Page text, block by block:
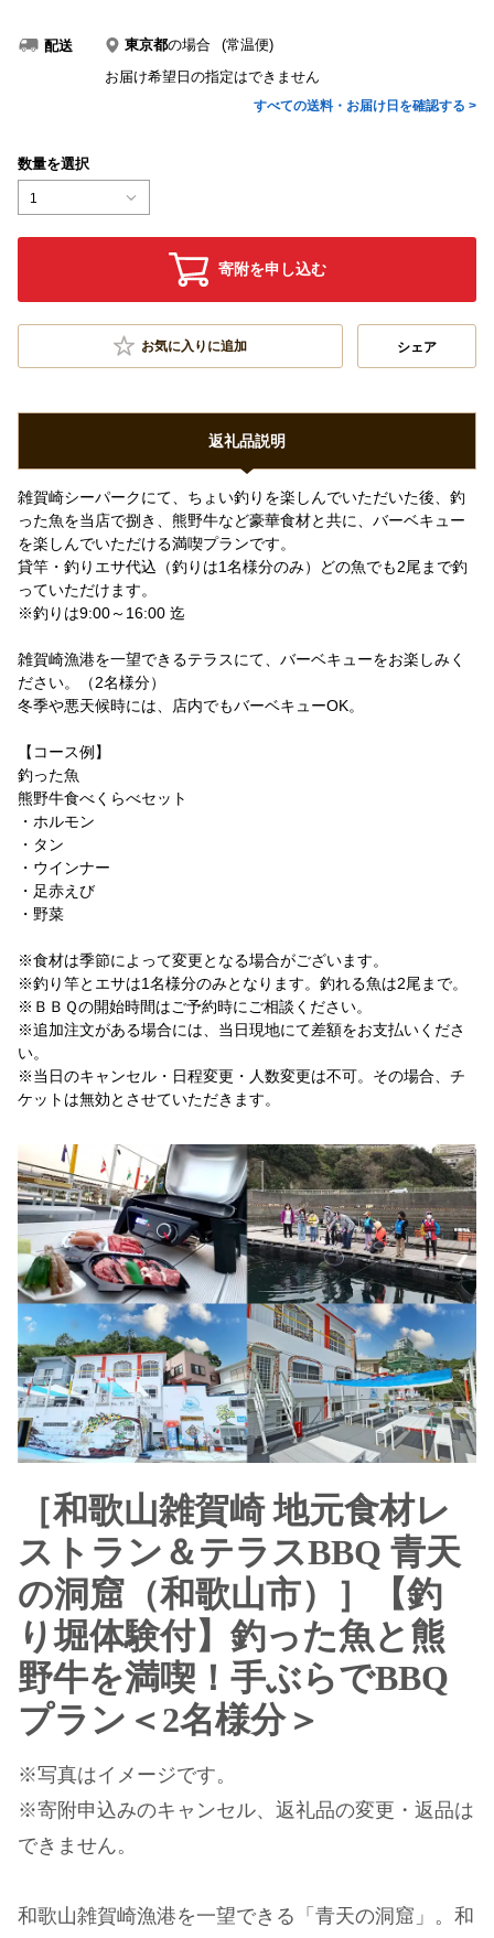
配送 東京都の場合
(常温便)
お届け希望日の指定はできません
すべての送料・お届け日を確認する >
数量を選択
1
寄附を申し込む
お気に入りに追加 シェア
返礼品説明
雑賀崎シーパークにて、ちょい釣りを楽しんでいただいた後、釣
った魚を当店で捌き、熊野牛など豪華食材と共に、バーベキュー
を楽しんでいただける満喫プランです。
貸竿・釣りエサ代込（釣りは1名様分のみ）どの魚でも2尾まで釣
っていただけます。
※釣りは9:00～16:00 迄
雑賀崎漁港を一望できるテラスにて、バーベキューをお楽しみく
ださい。（2名様分）
冬季や悪天候時には、店内でもバーベキューOK。
【コース例】
釣った魚
熊野牛食べくらべセット
・ホルモン
・タン
・ウインナー
・足赤えび
・野菜
※食材は季節によって変更となる場合がございます。
※釣り竿とエサは1名様分のみとなります。釣れる魚は2尾まで。
※ＢＢＱの開始時間はご予約時にご相談ください。
※追加注文がある場合には、当日現地にて差額をお支払いくださ
い。
※当日のキャンセル・日程変更・人数変更は不可。その場合、チ
ケットは無効とさせていただきます。
［和歌山雑賀崎 地元食材レ
ストラン＆テラスBBQ 青天
の洞窟（和歌山市）］【釣
り堀体験付】釣った魚と熊
野牛を満喫！手ぶらでBBQ
プラン＜2名様分＞
※写真はイメージです。
※寄附申込みのキャンセル、返礼品の変更・返品は
できません。
和歌山雑賀崎漁港を一望できる「青天の洞窟」。和